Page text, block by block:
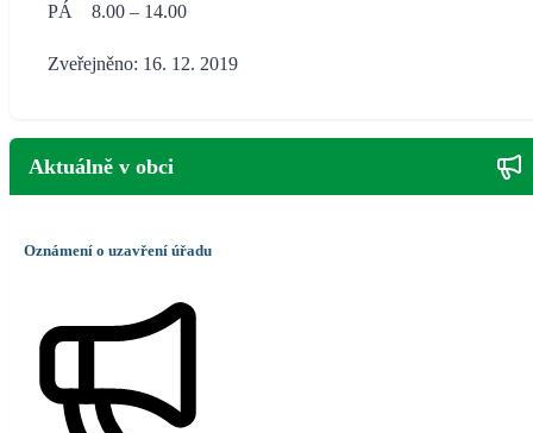
PÁ 8.00 – 14.00
Zveřejněno: 16. 12. 2019
Aktuálně v obci
Oznámení o uzavření úřadu